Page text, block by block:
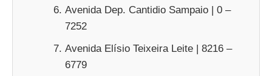
Avenida Dep. Cantidio Sampaio | 0 –
7252
Avenida Elísio Teixeira Leite | 8216 –
6779